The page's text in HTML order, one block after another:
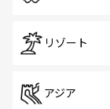
リゾート
アジア